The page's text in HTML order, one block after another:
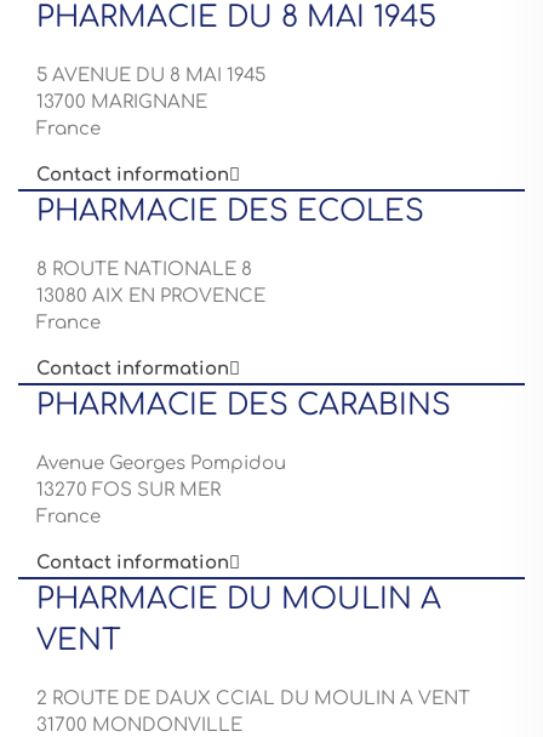
PHARMACIE DU 8 MAI 1945
5 AVENUE DU 8 MAI 1945
13700 MARIGNANE
France
Contact information
PHARMACIE DES ECOLES
8 ROUTE NATIONALE 8
13080 AIX EN PROVENCE
France
Contact information
PHARMACIE DES CARABINS
Avenue Georges Pompidou
13270 FOS SUR MER
France
Contact information
PHARMACIE DU MOULIN A
VENT
2 ROUTE DE DAUX CCIAL DU MOULIN A VENT
31700 MONDONVILLE